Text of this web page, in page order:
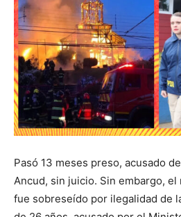
Pasó 13 meses preso, acusado
Ancud, sin juicio. Sin embargo,
fue sobreseído por ilegalidad de